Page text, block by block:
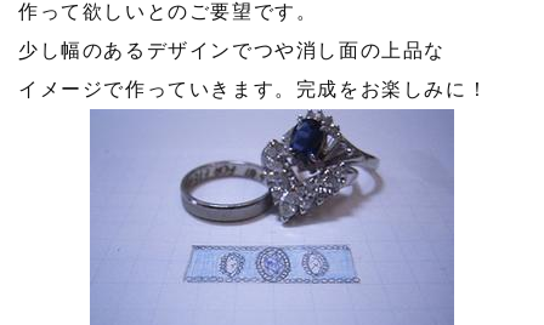
作って欲しいとのご要望です。
少し幅のあるデザインでつや消し面の上品な
イメージで作っていきます。完成をお楽しみに！